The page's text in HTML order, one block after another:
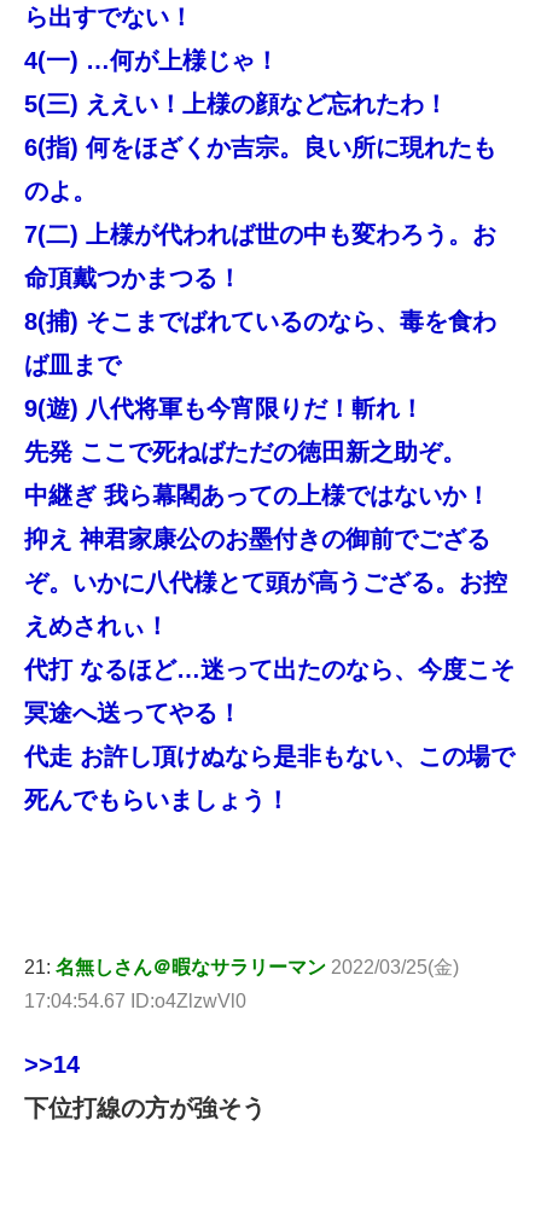
ら出すでない！
4(一) …何が上様じゃ！
5(三) ええい！上様の顔など忘れたわ！
6(指) 何をほざくか吉宗。良い所に現れたも
のよ。
7(二) 上様が代われば世の中も変わろう。お
命頂戴つかまつる！
8(捕) そこまでばれているのなら、毒を食わ
ば皿まで
9(遊) 八代将軍も今宵限りだ！斬れ！
先発 ここで死ねばただの徳田新之助ぞ。
中継ぎ 我ら幕閣あっての上様ではないか！
抑え 神君家康公のお墨付きの御前でござる
ぞ。いかに八代様とて頭が高うござる。お控
えめされぃ！
代打 なるほど…迷って出たのなら、今度こそ
冥途へ送ってやる！
代走 お許し頂けぬなら是非もない、この場で
死んでもらいましょう！
21: 名無しさん＠暇なサラリーマン 2022/03/25(金)
17:04:54.67 ID:o4ZlzwVl0
>>14
下位打線の方が強そう